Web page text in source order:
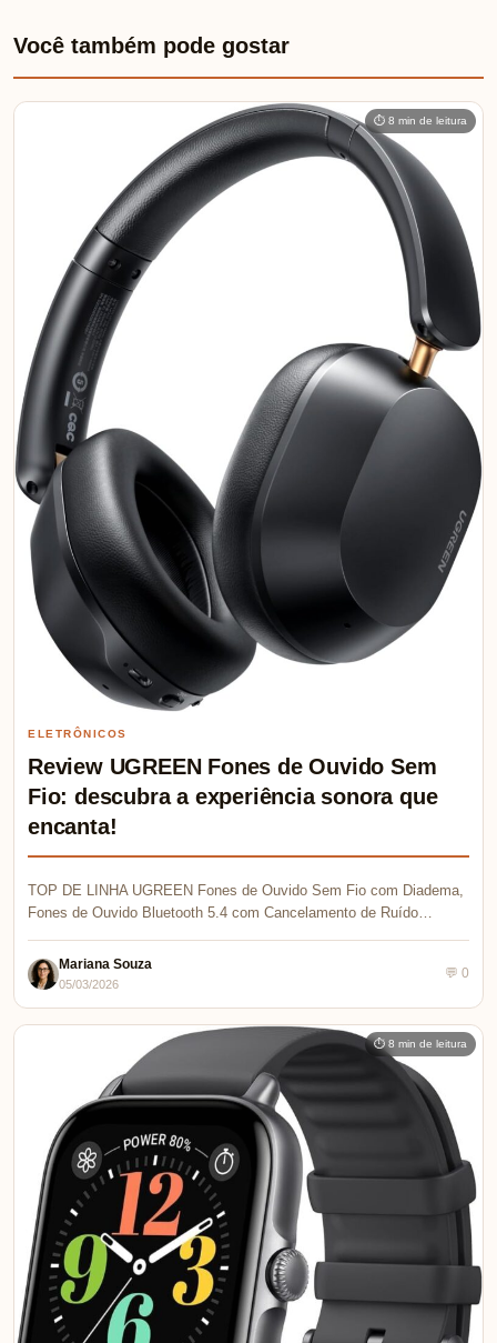
Você também pode gostar
⏱ 8 min de leitura
ELETRÔNICOS
Review UGREEN Fones de Ouvido Sem
Fio: descubra a experiência sonora que
encanta!
TOP DE LINHA UGREEN Fones de Ouvido Sem Fio com Diadema,
Fones de Ouvido Bluetooth 5.4 com Cancelamento de Ruído…
Mariana Souza
05/03/2026
💬 0
⏱ 8 min de leitura